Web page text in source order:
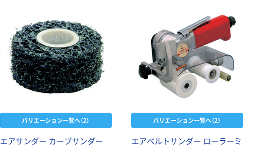
バリエーション一覧へ（2）
エアサンダー カーブサンダー
バリエーション一覧へ（2）
エアベルトサンダー ローラーミ